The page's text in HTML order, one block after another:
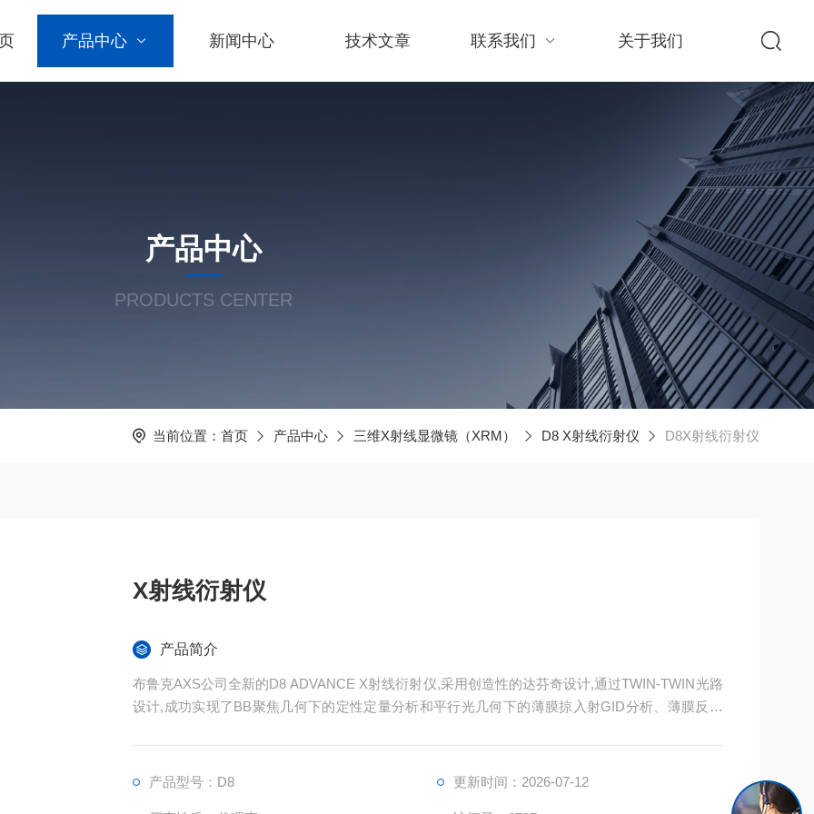
产品中心 新闻中心 技术文章 联系我们 关于我们
产品中心
PRODUCTS CENTER
当前位置： 首页 产品中心 三维X射线显微镜（XRM） D8 X射线衍射仪 D8X射线衍射仪
X射线衍射仪
产品简介
布鲁克AXS公司全新的D8 ADVANCE X射线衍射仪,采用创造性的达芬奇设计,通过TWIN-TWIN光路
设计,成功实现了BB聚焦几何下的定性定量分析和平行光几何下的薄膜掠入射GID分析、薄膜反射
产品型号：D8 更新时间：2026-07-12